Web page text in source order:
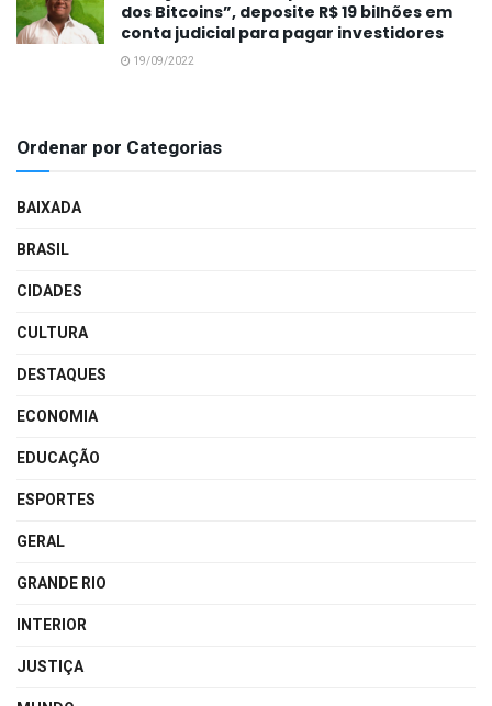
dos Bitcoins”, deposite R$ 19 bilhões em
conta judicial para pagar investidores
19/09/2022
Ordenar por Categorias
BAIXADA
BRASIL
CIDADES
CULTURA
DESTAQUES
ECONOMIA
EDUCAÇÃO
ESPORTES
GERAL
GRANDE RIO
INTERIOR
JUSTIÇA